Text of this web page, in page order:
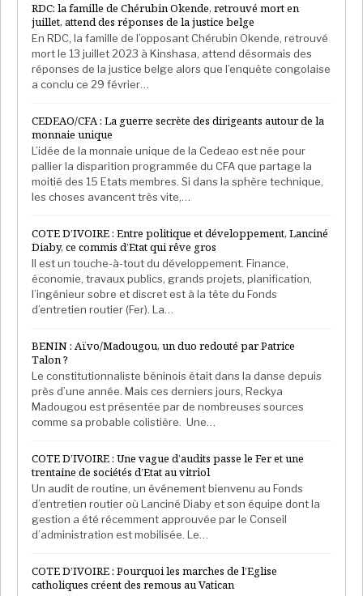
ailleurs porte-parole du gouvernement a multiplié
des initiatives dans la promotion des nouveaux
médias.
Afrika Stratégies France
RDC: la famille de Chérubin Okende, retrouvé mort en
juillet, attend des réponses de la justice belge
En RDC, la famille de l’opposant Chérubin Okende, retrouvé
mort le 13 juillet 2023 à Kinshasa, attend désormais des
réponses de la justice belge alors que l’enquête congolaise
a conclu ce 29 février…
CEDEAO/CFA : La guerre secrète des dirigeants autour de la
monnaie unique
L’idée de la monnaie unique de la Cedeao est née pour
pallier la disparition programmée du CFA que partage la
moitié des 15 Etats membres. Si dans la sphère technique,
les choses avancent très vite,…
COTE D’IVOIRE : Entre politique et développement, Lanciné
Diaby, ce commis d’Etat qui rêve gros
Il est un touche-à-tout du développement. Finance,
économie, travaux publics, grands projets, planification,
l’ingénieur sobre et discret est à la tête du Fonds
d’entretien routier (Fer). La…
BENIN : Aïvo/Madougou, un duo redouté par Patrice
Talon ?
Le constitutionnaliste béninois était dans la danse depuis
près d’une année. Mais ces derniers jours, Reckya
Madougou est présentée par de nombreuses sources
comme sa probable colistière. Une…
COTE D’IVOIRE : Une vague d’audits passe le Fer et une
trentaine de sociétés d’Etat au vitriol
Un audit de routine, un événement bienvenu au Fonds
d’entretien routier où Lanciné Diaby et son équipe dont la
gestion a été récemment approuvée par le Conseil
d’administration est mobilisée. Le…
COTE D’IVOIRE : Pourquoi les marches de l’Eglise
catholiques créent des remous au Vatican